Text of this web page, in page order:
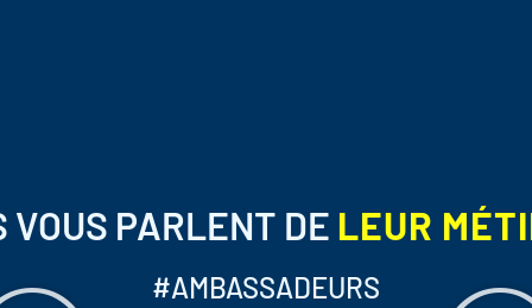
VOUS PARLENT DE LEUR
#AMBASSADEURS